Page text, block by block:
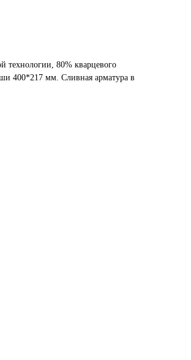
технологии, 80% кварцевого
400*217 мм. Сливная арматура в